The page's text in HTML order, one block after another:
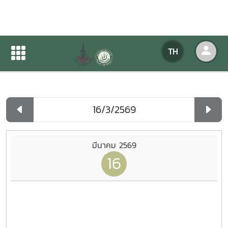
TH
ปฏิทินกิจกรรมของหน่วยงาน
ปฏิทินกิจกรรมของหน่วยงาน
มีนาคม 2569
16